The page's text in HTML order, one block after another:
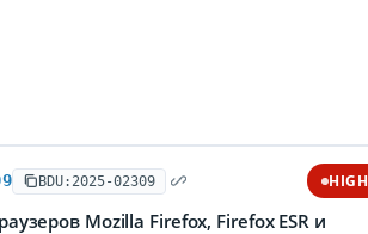
BDU:2025-02309 HIGH
Mozilla Firefox, Firefox ESR и